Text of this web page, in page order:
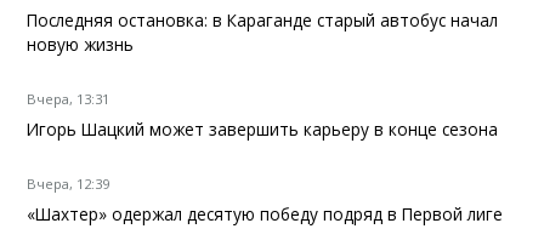
Последняя остановка: в Караганде старый автобус начал
новую жизнь
Вчера, 13:31
Игорь Шацкий может завершить карьеру в конце сезона
Вчера, 12:39
«Шахтер» одержал десятую победу подряд в Первой лиге